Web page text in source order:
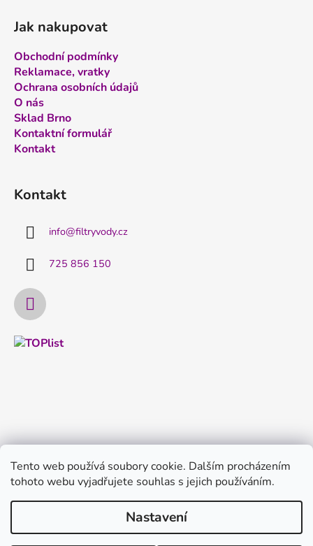
Tento web používá soubory cookie. Dalším procházením
tohoto webu vyjadřujete souhlas s jejich používáním.
Nastavení
Jak nakupovat
Obchodní podmínky
Reklamace, vratky
Ochrana osobních údajů
O nás
Sklad Brno
Kontaktní formulář
Kontakt
Kontakt
info@filtryvody.cz
725 856 150
Vytvořil Shoptet